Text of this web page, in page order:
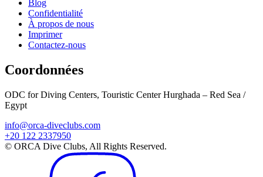
Blog
Confidentialité
À propos de nous
Imprimer
Contactez-nous
Coordonnées
ODC for Diving Centers, Touristic Center Hurghada – Red Sea /
Egypt
info@orca-diveclubs.com
+20 122 2337950
© ORCA Dive Clubs, All Rights Reserved.